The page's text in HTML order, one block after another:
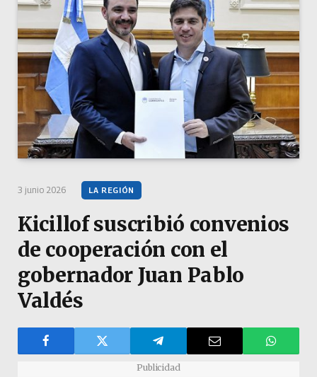
3 junio 2026 LA REGIÓN
Kicillof suscribió convenios
de cooperación con el
gobernador Juan Pablo
Valdés
Publicidad